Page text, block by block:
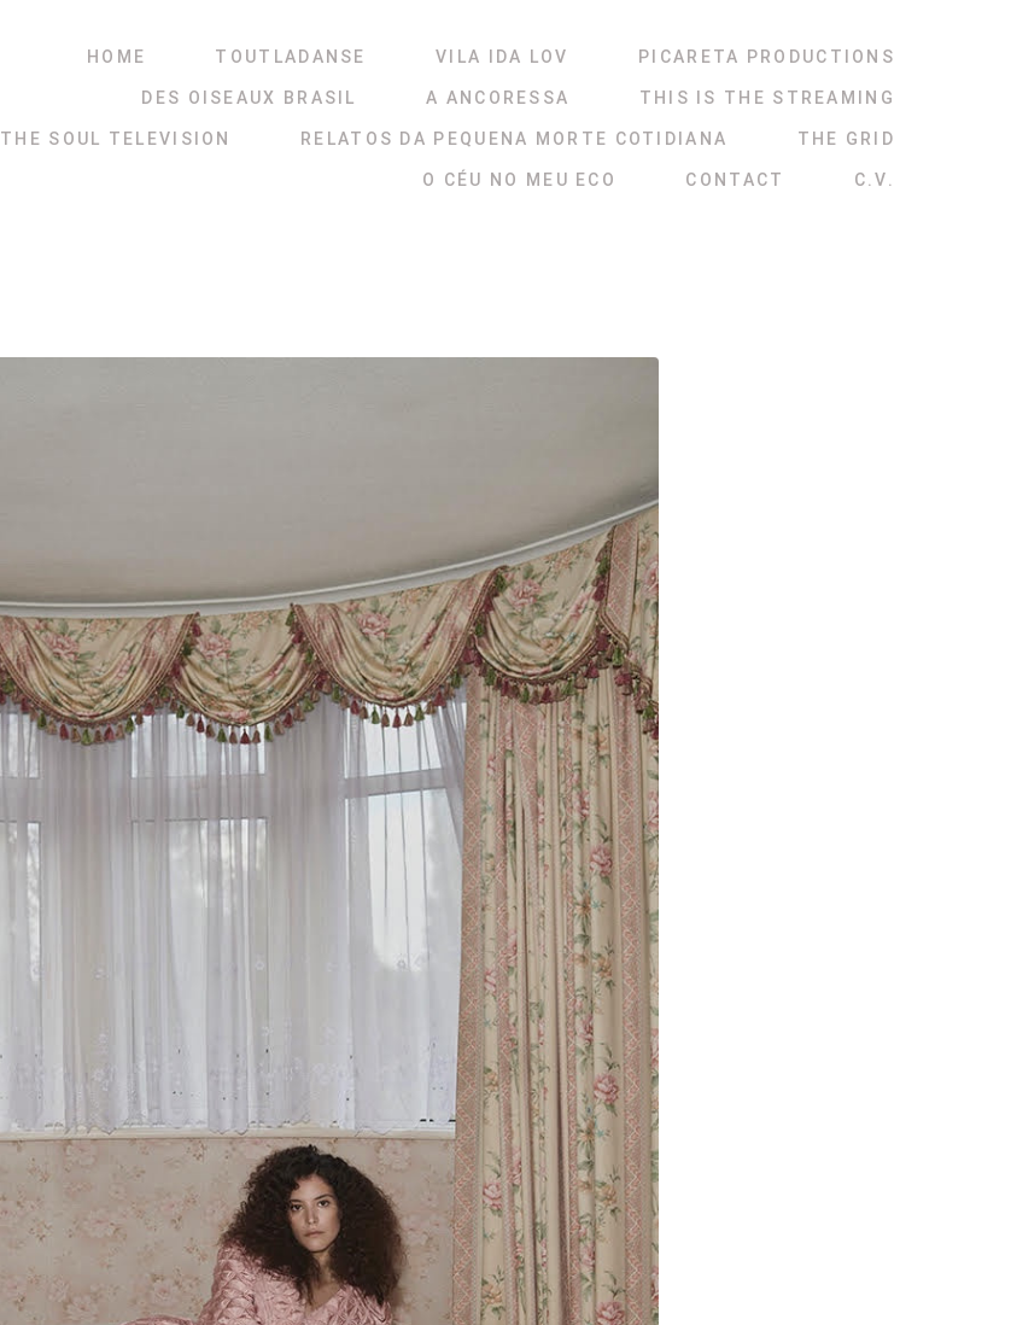
HOME TOUTLADANSE VILA IDA LOV PICARETA PRODUCTIONS
DES OISEAUX BRASIL A ANCORESSA THIS IS THE STREAMING
THE SOUL TELEVISION RELATOS DA PEQUENA MORTE COTIDIANA THE GRID
O CÉU NO MEU ECO CONTACT C.V.